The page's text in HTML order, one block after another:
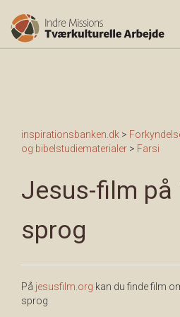
inspirationsbanken.dk >
og bibelstudiematerialer > Farsi
Jesus-film på
sprog
På jesusfilm.org kan du finde film
sprog